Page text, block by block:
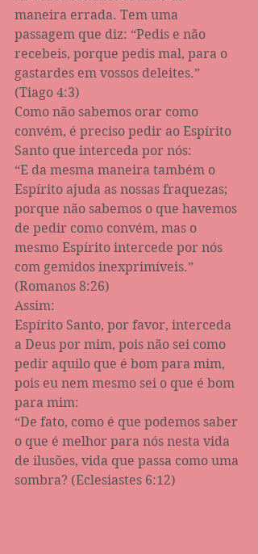
maneira errada. Tem uma
passagem que diz: “Pedis e não
recebeis, porque pedis mal, para o
gastardes em vossos deleites.”
(Tiago‬ ‭4:3‬)
Como não sabemos orar como
convém, é preciso pedir ao Espírito
Santo que interceda por nós:
“E da mesma maneira também o
Espírito ajuda as nossas fraquezas;
porque não sabemos o que havemos
de pedir como convém, mas o
mesmo Espírito intercede por nós
com gemidos inexprimíveis.”
(Romanos‬ ‭8:26‬)
Assim:
Espírito Santo, por favor, interceda
a Deus por mim, pois não sei como
pedir aquilo que é bom para mim,
pois eu nem mesmo sei o que é bom
para mim:
“De fato, como é que podemos saber
o que é melhor para nós nesta vida
de ilusões, vida que passa como uma
sombra? (Eclesiastes‬ ‭6:12)